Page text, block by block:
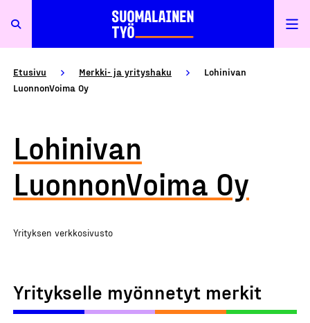
Etusivu Merkki- ja yrityshaku
Lohinivan
LuonnonVoima Oy
Lohinivan
LuonnonVoima Oy
Yrityksen verkkosivusto
Yritykselle myönnetyt merkit